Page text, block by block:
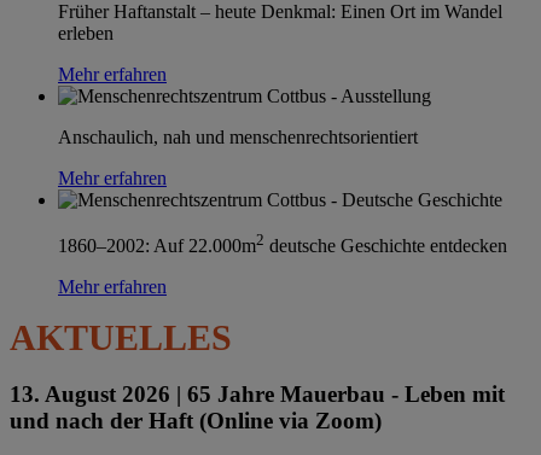
Früher Haftanstalt – heute Denkmal: Einen Ort im Wandel
erleben
Mehr erfahren
Anschaulich, nah und menschenrechtsorientiert
Mehr erfahren
1860–2002: Auf 22.000m2 deutsche Geschichte entdecken
Mehr erfahren
AKTUELLES
13. August 2026 | 65 Jahre Mauerbau - Leben mit
und nach der Haft (Online via Zoom)